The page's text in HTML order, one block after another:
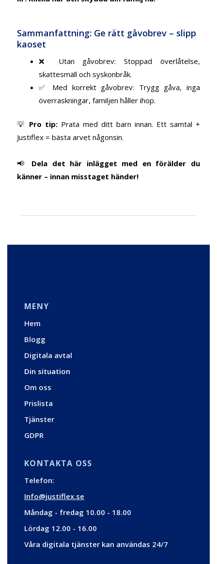
Sammanfattning: Ge rätt gåvobrev – slipp
kaoset
❌ Utan gåvobrev: Stoppad överlåtelse,
skattesmäll och syskonbråk.
✅ Med korrekt gåvobrev: Trygg gåva, inga
överraskningar, familjen håller ihop.
💡 Pro tip: Prata med ditt barn innan. Ett samtal +
Justiflex = bästa arvet någonsin.
📢 Dela det här inlägget med en förälder du
känner – innan misstaget händer!
MENY
Hem
Blogg
Digitala avtal
Din situation
Om oss
Prislista
Tjänster
GDPR
KONTAKTA OSS
Telefon:
Info@justiflex.se
Måndag - fredag 10.00 - 18.00
Lördag 12.00 - 16.00
Våra digitala tjänster kan användas 24/7